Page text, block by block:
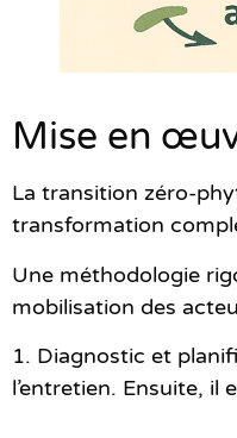
Mise en
La transition zéro-
transformation
Une méthodologie
mobilisation des
1. Diagnostic et
l’entretien. Ensuite, il